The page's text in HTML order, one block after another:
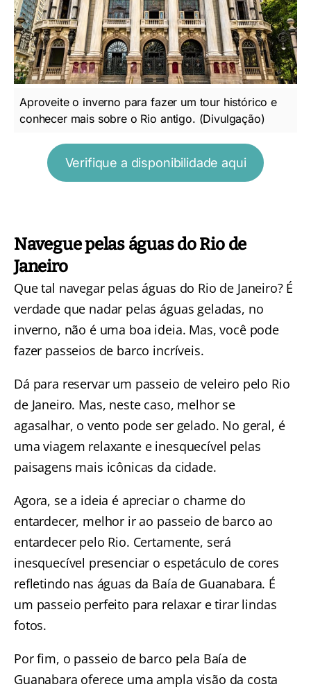
Aproveite o inverno para fazer um tour histórico e
conhecer mais sobre o Rio antigo. (Divulgação)
Verifique a disponibilidade aqui
Navegue pelas águas do Rio de
Janeiro
Que tal navegar pelas águas do Rio de Janeiro? É
verdade que nadar pelas águas geladas, no
inverno, não é uma boa ideia. Mas, você pode
fazer passeios de barco incríveis.
Dá para reservar um passeio de veleiro pelo Rio
de Janeiro. Mas, neste caso, melhor se
agasalhar, o vento pode ser gelado. No geral, é
uma viagem relaxante e inesquecível pelas
paisagens mais icônicas da cidade.
Agora, se a ideia é apreciar o charme do
entardecer, melhor ir ao passeio de barco ao
entardecer pelo Rio. Certamente, será
inesquecível presenciar o espetáculo de cores
refletindo nas águas da Baía de Guanabara. É
um passeio perfeito para relaxar e tirar lindas
fotos.
Por fim, o passeio de barco pela Baía de
Guanabara oferece uma ampla visão da costa